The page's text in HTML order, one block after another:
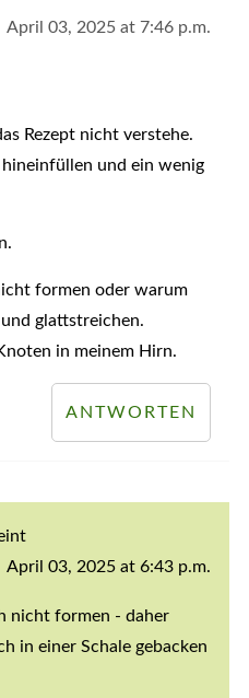
April 03, 2025 at 7:46 p.m.
Rezept nicht verstehe.
hineinfüllen und ein wenig
formen oder warum
glattstreichen.
in meinem Hirn.
ANTWORTEN
April 03, 2025 at 6:43 p.m.
nicht formen - daher
in einer Schale gebacken